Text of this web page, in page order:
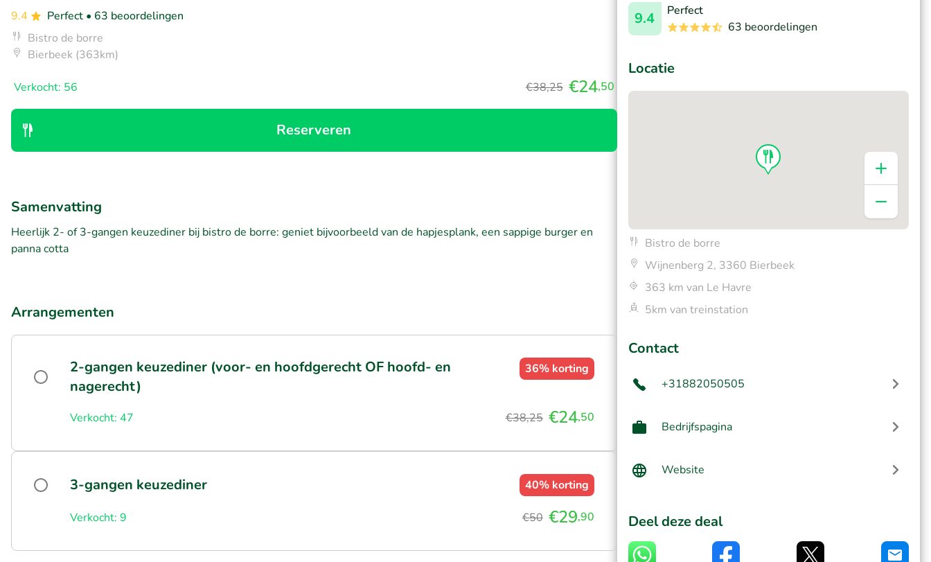
9.4 Perfect • 63 beoordelingen
Bistro de borre
Bierbeek (363km)
Verkocht: 56 €38,25 €24,50
Reserveren
Samenvatting
Heerlijk 2- of 3-gangen keuzediner bij bistro de borre: geniet bijvoorbeeld van de hapjesplank, een sappige burger en
panna cotta
Arrangementen
2-gangen keuzediner (voor- en hoofdgerecht OF hoofd- en
nagerecht)
36% korting
Verkocht: 47 €38,25 €24,50
3-gangen keuzediner 40% korting
Verkocht: 9 €50 €29,90
9.4
Perfect
63 beoordelingen
Locatie
Bistro de borre
Wijnenberg 2, 3360 Bierbeek
363 km van Le Havre
5km van treinstation
Contact
+31882050505
Bedrijfspagina
Website
Deel deze deal